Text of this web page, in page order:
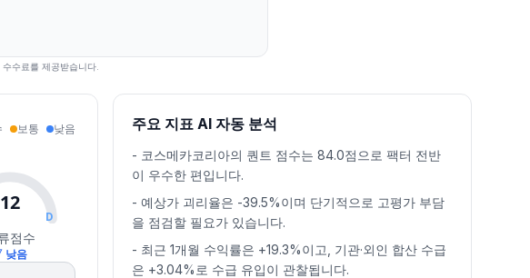
수료를 제공받습니다.
보통 낮음
12
D
점수
낮음
주요 지표 AI 자동 분석
- 코스메카코리아의 퀀트 점수는 84.0점으로 팩터 전반
이 우수한 편입니다.
-예상가 괴리율은 -39.5%이며 단기적으로 고평가 부담
을 점검할 필요가 있습니다.
- 최근 1개월 수익률은 +19.3%이고, 기관·외인 합산 수급
은 +3.04%로 수급 유입이 관찰됩니다.